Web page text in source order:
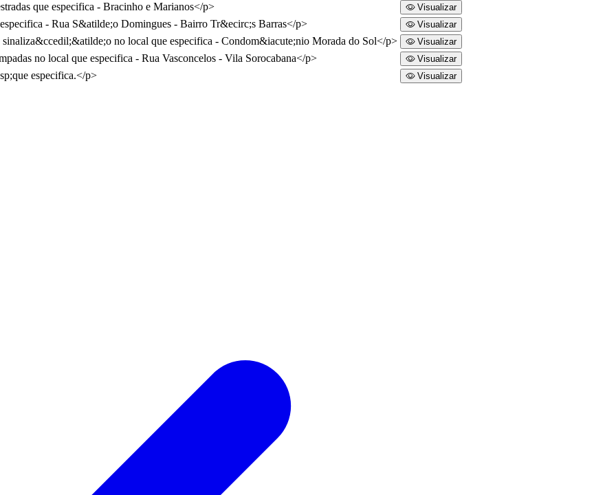
que especifica - Bracinho e Marianos</p> Visualizar
- Rua S&atilde;o Domingues - Bairro Tr&ecirc;s Barras</p> Visualizar
no local que especifica - Condom&iacute;nio Morada do Sol</p> Visualizar
no local que especifica - Rua Vasconcelos - Vila Sorocabana</p> Visualizar
especifica.</p> Visualizar